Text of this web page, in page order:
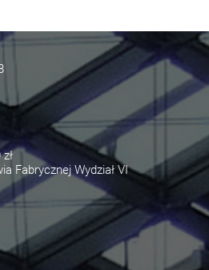
Fabrycznej Wydział VI